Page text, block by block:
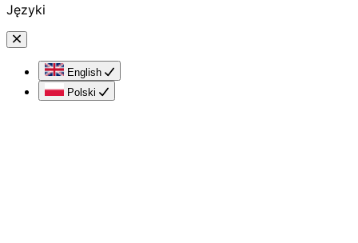
Języki
English
Polski